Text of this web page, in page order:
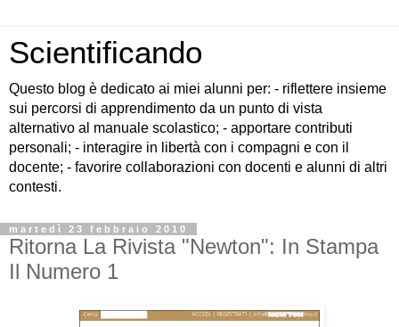
Scientificando
Questo blog è dedicato ai miei alunni per: - riflettere insieme
sui percorsi di apprendimento da un punto di vista
alternativo al manuale scolastico; - apportare contributi
personali; - interagire in libertà con i compagni e con il
docente; - favorire collaborazioni con docenti e alunni di altri
contesti.
martedì 23 febbraio 2010
Ritorna La Rivista "Newton": In Stampa
Il Numero 1